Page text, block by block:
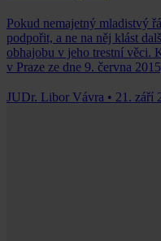
Pokud nemajetný mladistvý
podpořit, a ne na něj klást
obhajobu v jeho trestní věci.
v Praze ze dne 9. června
JUDr. Libor Vávra • 21. září